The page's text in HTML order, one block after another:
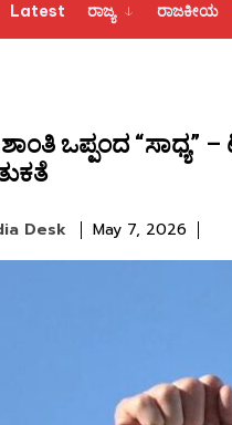
Latest ರಾಜ್ಯ ರಾಜಕೀಯ
ಒಪ್ಪಂದ “ಸಾಧ್ಯ”
Desk May 7, 2026